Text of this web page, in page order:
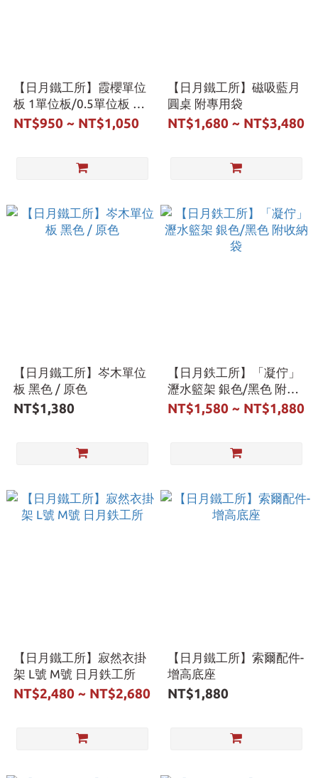
【日月鐵工所】霞櫻單位
板 1單位板/0.5單位板 附
收納袋 DM-12-
NT$950 ~ NT$1,050
【日月鐵工所】磁吸藍月
圓桌 附專用袋
NT$1,680 ~ NT$3,480
【日月鐵工所】岑木單位
板 黑色 / 原色
NT$1,380
【日月鉄工所】「凝佇」
瀝水籃架 銀色/黑色 附收
納袋
NT$1,580 ~ NT$1,880
【日月鐵工所】寂然衣掛
架 L號 M號 日月鉄工所
NT$2,480 ~ NT$2,680
【日月鐵工所】索爾配件-
增高底座
NT$1,880